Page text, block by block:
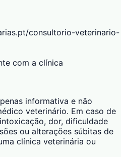
consultorio-veterinario-
com a clínica
informativa e não
veterinário. Em caso de
dor, dificuldade
ou alterações súbitas de
clínica veterinária ou